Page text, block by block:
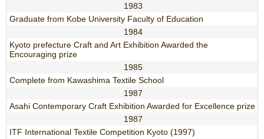
1983
Graduate from Kobe University Faculty of Education
1984
Kyoto prefecture Craft and Art Exhibition Awarded the
Encouraging prize
1985
Complete from Kawashima Textile School
1987
Asahi Contemporary Craft Exhibition Awarded for Excellence prize
1987
ITF International Textile Competition Kyoto (1997)